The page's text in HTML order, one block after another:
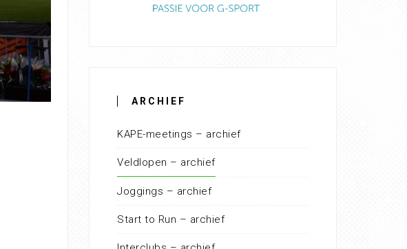
ARCHIEF
KAPE-meetings – archief
Veldlopen – archief
Joggings – archief
Start to Run – archief